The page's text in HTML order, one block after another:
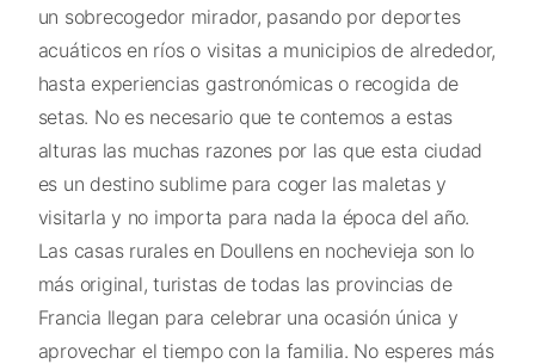
un sobrecogedor mirador, pasando por deportes
acuáticos en ríos o visitas a municipios de alrededor,
hasta experiencias gastronómicas o recogida de
setas. No es necesario que te contemos a estas
alturas las muchas razones por las que esta ciudad
es un destino sublime para coger las maletas y
visitarla y no importa para nada la época del año.
Las casas rurales en Doullens en nochevieja son lo
más original, turistas de todas las provincias de
Francia llegan para celebrar una ocasión única y
aprovechar el tiempo con la familia. No esperes más